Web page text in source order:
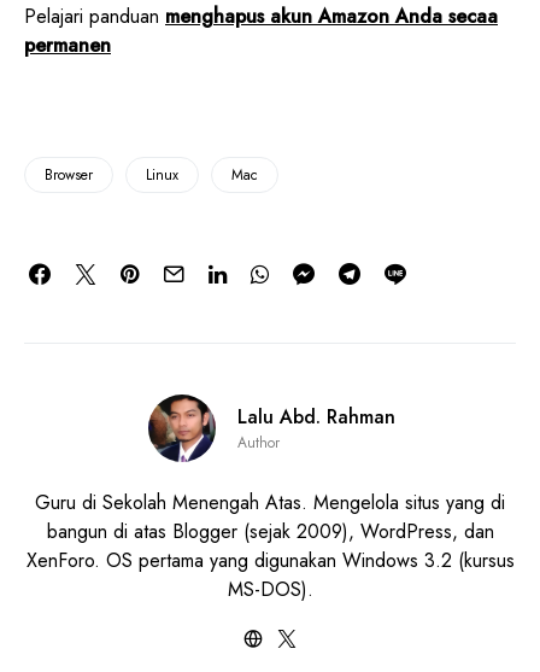
Pelajari panduan menghapus akun Amazon Anda secaa
permanen
Browser Linux Mac
Lalu Abd. Rahman
Author
Guru di Sekolah Menengah Atas. Mengelola situs yang di
bangun di atas Blogger (sejak 2009), WordPress, dan
XenForo. OS pertama yang digunakan Windows 3.2 (kursus
MS-DOS).